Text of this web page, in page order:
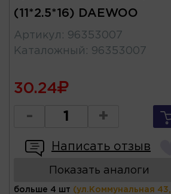
(11*2.5*16) DAEWOO
Артикул : 96353007
Каталожный : 96353007
30.24
- +
Написать отзыв
Показать аналоги
больше 4 шт (ул.Коммунальная 43,